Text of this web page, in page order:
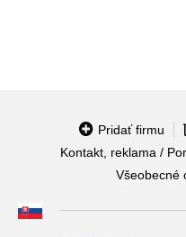
Pridať firmu
Kontakt, reklama /
Všeobecné